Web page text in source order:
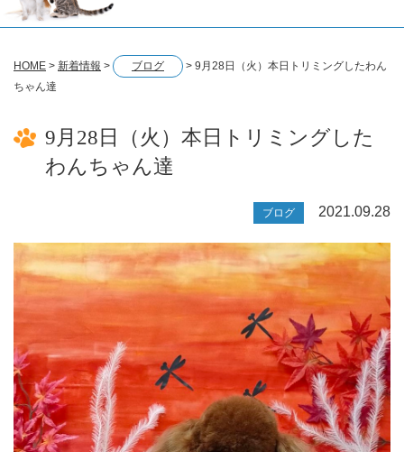
HOME > 新着情報 > ブログ > 9月28日（火）本日トリミングしたわん
ちゃん達
9月28日（火）本日トリミングした
わんちゃん達
ブログ 2021.09.28